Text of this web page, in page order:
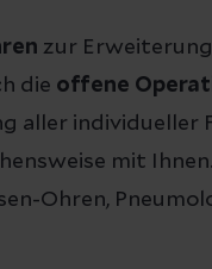
zur
die offene
aller individueller
mit
Ohren,